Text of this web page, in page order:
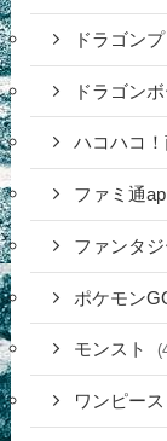
ドラゴン
ドラゴン
ハコハコ
ファミ通
ファンタ
ポケモン
モンスト
ワンピー